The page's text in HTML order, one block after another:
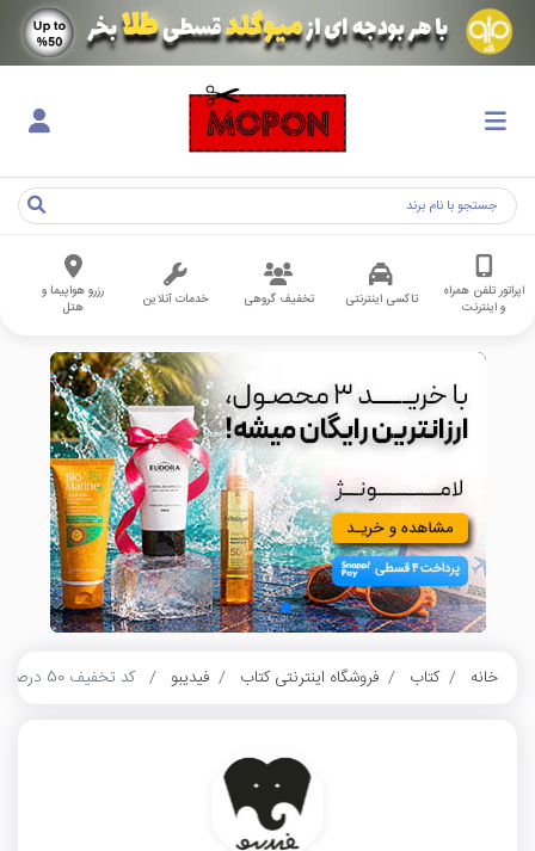
اپراتور تلفن همراه
و اینترنت
تاکسی اینترنتی تخفیف گروهی خدمات آنلاین
رزرو هواپیما و
هتل
خانه کتاب فروشگاه اینترنتی کتاب فیدیبو کد تخفیف 50 درصدی اولین خرید فیدیبو